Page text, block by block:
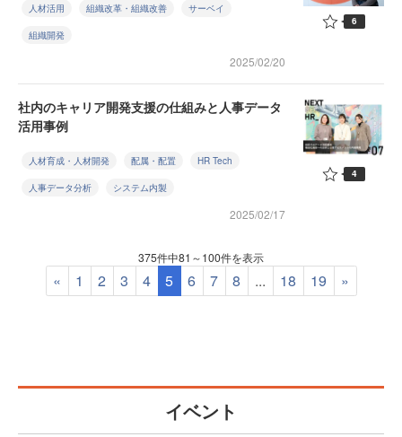
人材活用 組織改革・組織改善 サーベイ
組織開発
2025/02/20
6
社内のキャリア開発支援の仕組みと人事データ
活用事例
人材育成・人材開発 配属・配置 HR Tech
人事データ分析 システム内製
2025/02/17
4
375件中81～100件を表示
« 1 2 3 4 5 6 7 8 ... 18 19 »
イベント